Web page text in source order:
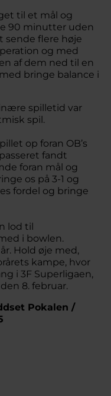
til et mål og
90 minutter uden
sende flere høje
og med
af dem ned til en
bringe balance i
spilletid var
spil.
op foran OB’s
fandt
foran mål og
os på 3-1 og
fordel og bringe
lod til
med i bowlen.
Hold øje med,
kampe, hvor
i 3F Superligaen,
8. februar.
Pokalen /